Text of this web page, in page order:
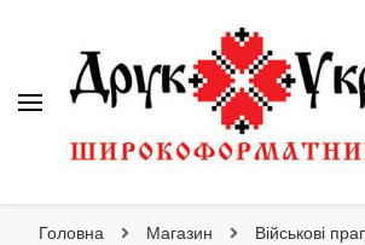
Головна Магазин Військові